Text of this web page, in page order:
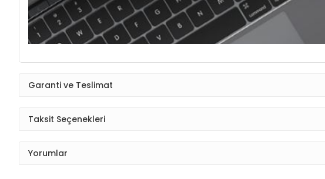
Garanti ve Teslimat
Taksit Seçenekleri
Yorumlar